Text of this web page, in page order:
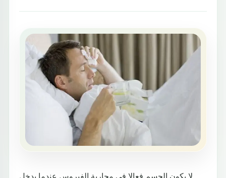
لا يكون الجسم فعالا في محاربة الفيروس عندما يدخل